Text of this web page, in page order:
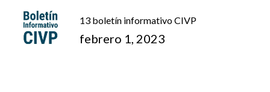
13 boletín informativo CIVP
febrero 1, 2023